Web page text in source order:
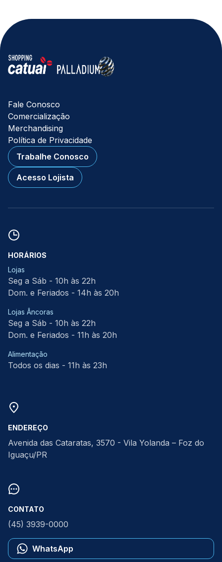
Fale Conosco
Comercialização
Merchandising
Política de Privacidade
Trabalhe Conosco
Acesso Lojista
HORÁRIOS
Lojas
Seg a Sáb - 10h às 22h
Dom. e Feriados - 14h às 20h
Lojas Âncoras
Seg a Sáb - 10h às 22h
Dom. e Feriados - 11h às 20h
Alimentação
Todos os dias - 11h às 23h
ENDEREÇO
Avenida das Cataratas, 3570 - Vila Yolanda – Foz do
Iguaçu/PR
CONTATO
(45) 3939-0000
WhatsApp